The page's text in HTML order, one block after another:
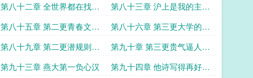
第八十二章 全世界都在找张
潮求月票
第八十三章 沪上是我的主场
求月票
第八十五章 第二更青春文学
爷玩够了
第八十六章 第三更大学的第
一课
第八十九章 第二更潜规则女
演员的机会来了
第九十章 第三更贵气逼人的
陈昆PASS
第九十三章 燕大第一负心汉
第九十四章 他诗写得再好能